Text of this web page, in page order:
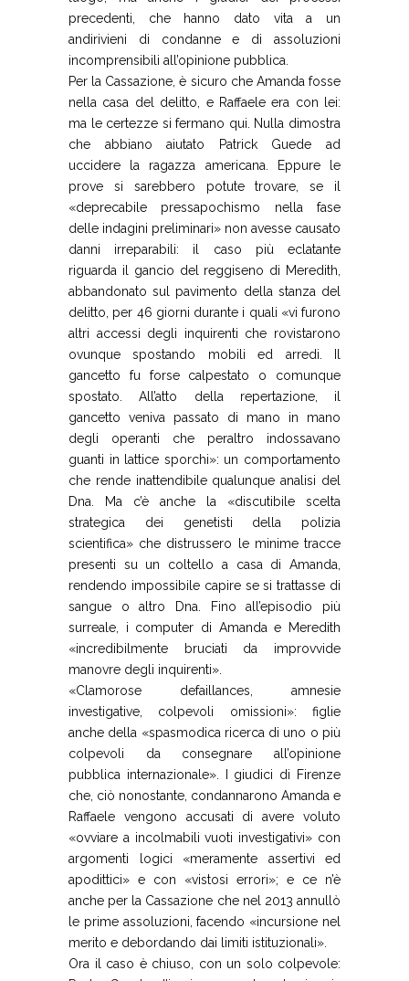
precedenti, che hanno dato vita a un
andirivieni di condanne e di assoluzioni
incomprensibili all’opinione pubblica.
Per la Cassazione, è sicuro che Amanda fosse
nella casa del delitto, e Raffaele era con lei:
ma le certezze si fermano qui. Nulla dimostra
che abbiano aiutato Patrick Guede ad
uccidere la ragazza americana. Eppure le
prove si sarebbero potute trovare, se il
«deprecabile pressapochismo nella fase
delle indagini preliminari» non avesse causato
danni irreparabili: il caso più eclatante
riguarda il gancio del reggiseno di Meredith,
abbandonato sul pavimento della stanza del
delitto, per 46 giorni durante i quali «vi furono
altri accessi degli inquirenti che rovistarono
ovunque spostando mobili ed arredi. Il
gancetto fu forse calpestato o comunque
spostato. All’atto della repertazione, il
gancetto veniva passato di mano in mano
degli operanti che peraltro indossavano
guanti in lattice sporchi»: un comportamento
che rende inattendibile qualunque analisi del
Dna. Ma c’è anche la «discutibile scelta
strategica dei genetisti della polizia
scientifica» che distrussero le minime tracce
presenti su un coltello a casa di Amanda,
rendendo impossibile capire se si trattasse di
sangue o altro Dna. Fino all’episodio più
surreale, i computer di Amanda e Meredith
«incredibilmente bruciati da improvvide
manovre degli inquirenti».
«Clamorose defaillances, amnesie
investigative, colpevoli omissioni»: figlie
anche della «spasmodica ricerca di uno o più
colpevoli da consegnare all’opinione
pubblica internazionale». I giudici di Firenze
che, ciò nonostante, condannarono Amanda e
Raffaele vengono accusati di avere voluto
«ovviare a incolmabili vuoti investigativi» con
argomenti logici «meramente assertivi ed
apodittici» e con «vistosi errori»; e ce n’è
anche per la Cassazione che nel 2013 annullò
le prime assoluzioni, facendo «incursione nel
merito e debordando dai limiti istituzionali».
Ora il caso è chiuso, con un solo colpevole: